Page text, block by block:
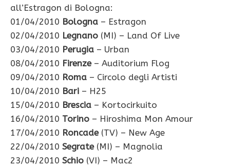
all’Estragon di Bologna:
01/04/2010 Bologna – Estragon
02/04/2010 Legnano (MI) – Land Of Live
03/04/2010 Perugia – Urban
08/04/2010 Firenze – Auditorium Flog
09/04/2010 Roma – Circolo degli Artisti
10/04/2010 Bari – H25
15/04/2010 Brescia – Kortocirkuito
16/04/2010 Torino – Hiroshima Mon Amour
17/04/2010 Roncade (TV) – New Age
22/04/2010 Segrate (MI) – Magnolia
23/04/2010 Schio (VI) – Mac2